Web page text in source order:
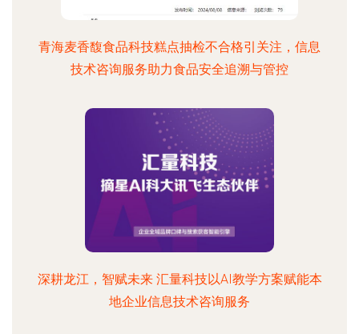
青海麦香馥食品科技糕点抽检不合格引关注，信息
技术咨询服务助力食品安全追溯与管控
深耕龙江，智赋未来 汇量科技以AI教学方案赋能本
地企业信息技术咨询服务